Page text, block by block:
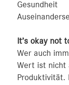
It’s okay not
Wer auch
Wert ist nicht
Produktivität.